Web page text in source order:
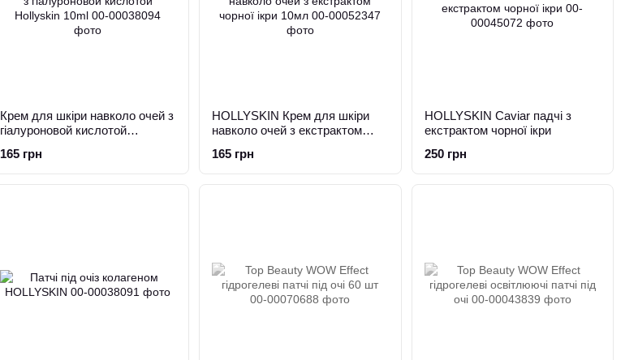
Крем для шкіри навколо очей з
гіалуроновой кислотой
165 грн
HOLLYSKIN Крем для шкіри
навколо очей з екстрактом
165 грн
HOLLYSKIN Caviar падчі з
екстрактом чорної ікри
250 грн